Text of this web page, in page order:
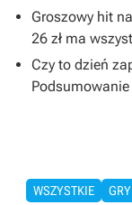
Groszowy hit
26 zł ma
Czy to dzień
WSZYSTKIE GRY